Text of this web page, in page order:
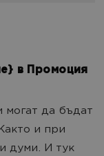
в Промоция
могат да бъдат
и при
думи. И тук